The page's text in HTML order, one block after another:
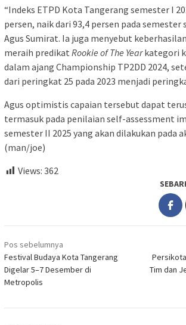
“Indeks ETPD Kota Tangerang semester I
persen, naik dari 93,4 persen pada semester
Agus Sumirat. Ia juga menyebut
meraih predikat Rookie of The Yearkategori
dalam ajang Championship TP2DD 2024,
dari peringkat 25 pada 2023 menjadi
Agus optimistis capaian tersebut dapat
termasuk pada penilaian self-assessment
semester II 2025 yang akan dilakukan pada
(man/joe)
Views: 362
Navigasi
pos
Pos sebelumnya
Festival Budaya Kota Tangerang
Digelar 5–7 Desember di
Metropolis
Tim dan